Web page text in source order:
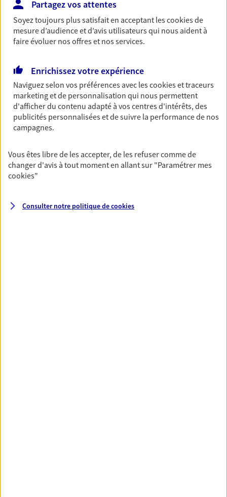
Réalisez vos projets grâce à votre épargne : achat
immobilier, études des enfants ou voyage autour
du monde… Épargnez à votre rythme et
simplement, selon votre profil.
Retraite
Préparez sereinement ce nouveau chapitre de
votre vie avec les conseils d'un expert. Découvrez
notre solution PER (Plan Epargne Retraite)
spécialement conçue pour la retraite.
Découvrir l'offre Retraite
Pour un avenir serein, assurez-vous avec notre
contrat prévoyance. Préservez vos proches en cas
Partagez vos attentes
Soyez toujours plus satisfait en acceptant lescookiesde
mesure d’audience et d’avis utilisateurs qui nous aident à
faire évoluer nos offres et nos services.
Enrichissez votre expérience
Naviguez selon vos préférences avec lescookies et traceurs
marketing et de personnalisation qui nous permettent
d'afficher du contenu adapté à vos centres d'intérêts, des
publicités personnalisées et de suivre la performance de nos
campagnes.
Vous êtes libre de les accepter, de les refuser comme de
changer d'avis à tout moment en allant sur "Paramétrer mes
cookies"
Consulter notre politique decookies